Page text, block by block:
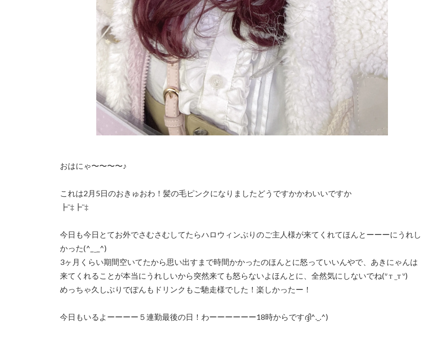
おはにゃ〜〜〜〜♪
これは2月5日のおきゅおわ！髪の毛ピンクになりましたどうですかかわいいですか
┣¨‡┣¨‡
今日も今日とてお外でさむさむしてたらハロウィンぶりのご主人様が来てくれてほんとーーーにうれし
かった‪(^_ ̫ _^‬)
3ヶ月くらい期間空いてたから思い出すまで時間かかったのほんとに怒っていいんやで、あきにゃんは
来てくれることが本当にうれしいから突然来ても怒らないよほんとに、全然気にしないでね(ᐡ т ̫ т ᐡ)
めっちゃ久しぶりでぽんもドリンクもご馳走様でした！楽しかったー！
今日もいるよーーーー５連勤最後の日！わーーーーーー18時からですദ്ദി^._.^)